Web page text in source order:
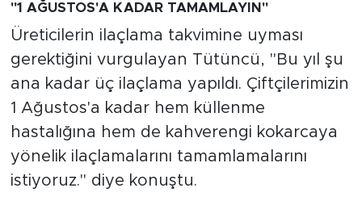
"1 AĞUSTOS'A KADAR TAMAMLAYIN"
Üreticilerin ilaçlama takvimine uyması
gerektiğini vurgulayan Tütüncü, "Bu yıl şu
ana kadar üç ilaçlama yapıldı. Çiftçilerimizin
1 Ağustos'a kadar hem küllenme
hastalığına hem de kahverengi kokarcaya
yönelik ilaçlamalarını tamamlamalarını
istiyoruz." diye konuştu.